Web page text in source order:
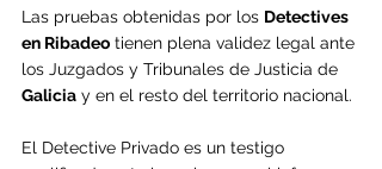
Las pruebas obtenidas por los Detectives
en Ribadeo tienen plena validez legal ante
los Juzgados y Tribunales de Justicia de
Galicia y en el resto del territorio nacional.
El Detective Privado es un testigo